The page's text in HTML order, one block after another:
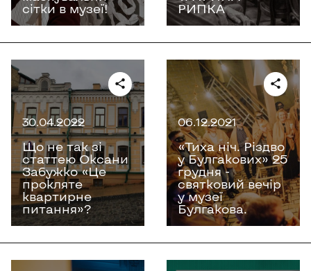
сітки в музеї!
РИПКА
30.04.2022
Що не так зі
статтею Оксани
Забужко «‎Це
прокляте
квартирне
питання»‎?
06.12.2021
«Тиха ніч. Різдво
у Булгакових» 25
грудня -
святковий вечір
у музеї
Булгакова.